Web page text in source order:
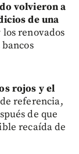
volvieron a
de una
los renovados
rojos y el
referencia,
de que
recaída de